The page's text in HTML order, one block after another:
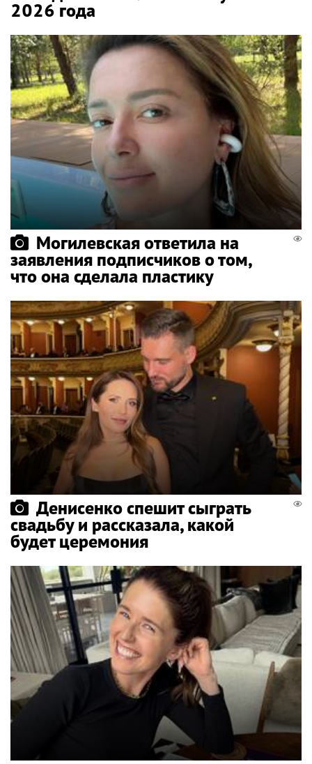
2026 года
Могилевская ответила на
заявления подписчиков о том,
что она сделала пластику
Денисенко спешит сыграть
свадьбу и рассказала, какой
будет церемония